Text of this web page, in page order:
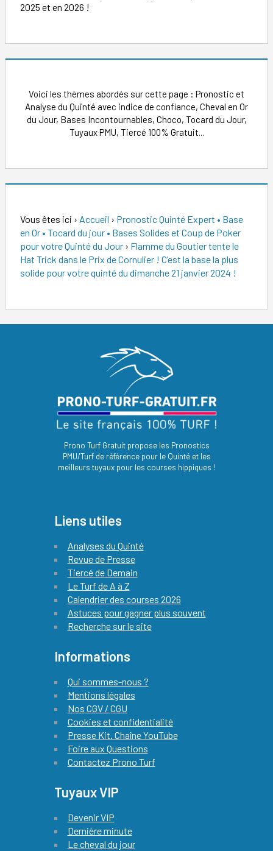
2025 et en 2026 !
Voici les thèmes abordés sur cette page : Pronostic et
Analyse du Quinté avec indice de confiance, Cheval en Or
du Jour, Bases Incontournables, Choco, Tocard du Jour,
Tuyaux PMU, Tiercé 100% Gratuit...
Vous êtes ici › Accueil › Pronostic Quinté Expert • Base
en Or • Tocard du jour • Bases Solides et Coup de Poker
pour votre Quinté du Jour › Flamme du Goutier tente le
Hat Trick dans le Prix de Cornulier ! C’est la base la plus
solide pour votre quinté du dimanche 21 janvier 2024 !
Prono Turf Gratuit propose les Pronostics
PMU/Turf de référence pour le Quinté et les
meilleurs tuyaux pour les courses hippiques !
Liens utiles
Analyses du Quinté
Revue de Presse
Tiercé de Demain
Le Turf de A à Z
Calendrier des courses 2026
Astuces pour gagner plus souvent
Recherche sur le site
Informations
Qui sommes-nous ?
Mentions légales
Nos CGV / CGU
Cookies et confidentialité
Presse Kit. Chaîne YouTube
Foire aux Questions
Contactez Prono Turf
Tuyaux VIP
Devenir VIP
Dernière minute
Le cheval du jour